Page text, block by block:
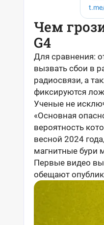
Чем
G4
Для сравнения:
вызвать сбои в
радиосвязи, а
фиксируются
Ученые не
«Основная
вероятность
весной 2024
магнитные бури
Первые видео
обещают